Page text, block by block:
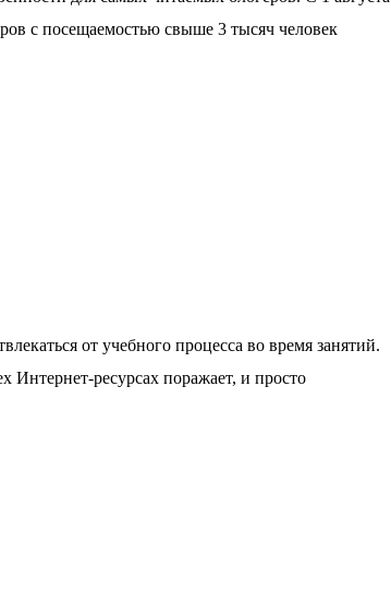
с посещаемостью свыше 3 тысяч человек
от учебного процесса во время занятий.
Интернет-ресурсах поражает, и просто